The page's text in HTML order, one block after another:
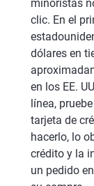
minoristas
clic. En el
dólares en
en los EE.
línea,
tarjeta de
hacerlo, lo
crédito y la
un pedido